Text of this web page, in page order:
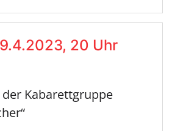
20 Uhr
Kabarettgruppe